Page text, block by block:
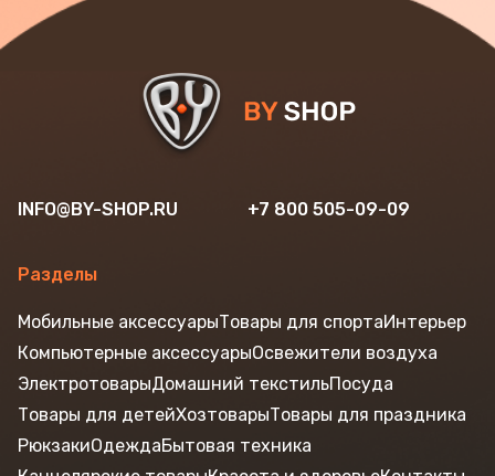
INFO@BY-SHOP.RU +7 800 505-09-09
Разделы
Мобильные аксессуарыТовары для спортаИнтерьер
Компьютерные аксессуарыОсвежители воздуха
ЭлектротоварыДомашний текстильПосуда
Товары для детейХозтоварыТовары для праздника
РюкзакиОдеждаБытовая техника